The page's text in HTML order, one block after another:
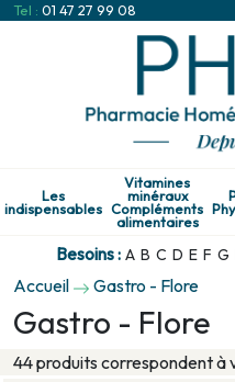
Tel : 01 47 27 99 08
Les
indispensables
Vitamines
minéraux
Compléments
alimentaires
Besoins : A B C D E F G
Accueil Gastro - Flore
Gastro - Flore
44 produits correspondent à